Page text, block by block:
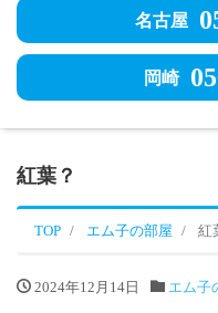
名古屋
岡崎
紅葉？
TOP エム子の部屋 紅
2024年12月14日 エム子